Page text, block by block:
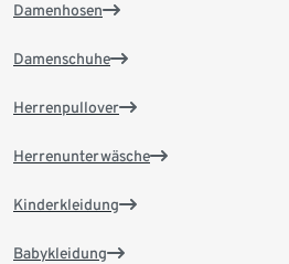
Damenhosen
Damenschuhe
Herrenpullover
Herrenunterwäsche
Kinderkleidung
Babykleidung